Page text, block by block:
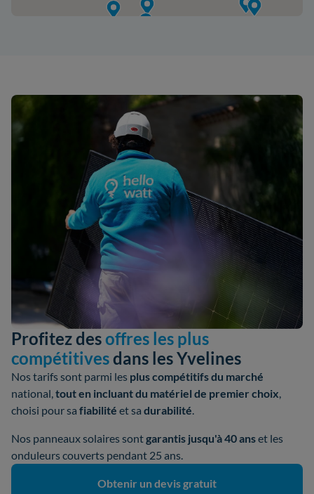
Profitez desoffres les plus
compétitivesdans les Yvelines
Nos tarifs sont parmi les plus compétitifs du marché
national,tout en incluant du matériel de premier choix,
choisi pour sa fiabilité et sa durabilité.
Nos panneaux solaires sontgarantis jusqu'à 40 anset les
onduleurs couverts pendant 25 ans.
Obtenir un devis gratuit